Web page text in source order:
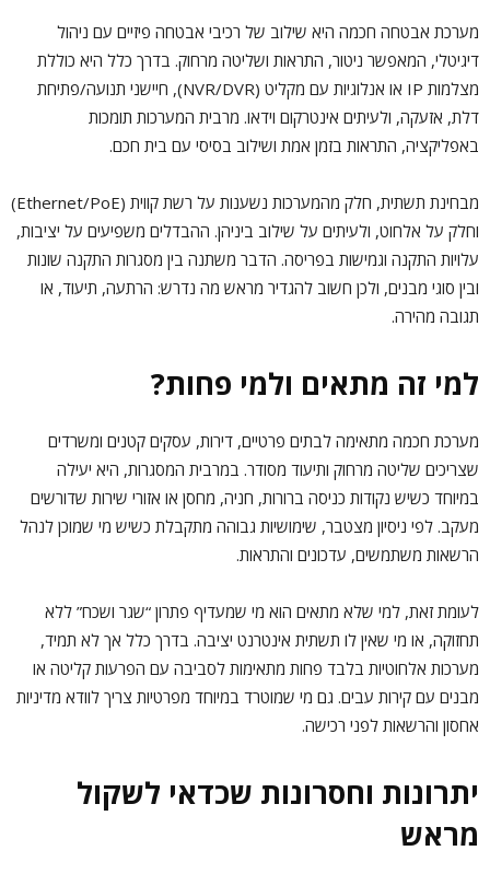
מערכת אבטחה חכמה היא שילוב של רכיבי אבטחה פיזיים עם ניהול
דיגיטלי, המאפשר ניטור, התראות ושליטה מרחוק. בדרך כלל היא כוללת
מצלמות IP או אנלוגיות עם מקליט (NVR/DVR), חיישני תנועה/פתיחת
דלת, אזעקה, ולעיתים אינטרקום וידאו. מרבית המערכות תומכות
באפליקציה, התראות בזמן אמת ושילוב בסיסי עם בית חכם.
מבחינת תשתית, חלק מהמערכות נשענות על רשת קווית (Ethernet/PoE)
וחלק על אלחוט, ולעיתים על שילוב ביניהן. ההבדלים משפיעים על יציבות,
עלויות התקנה וגמישות בפריסה. הדבר משתנה בין מסגרות התקנה שונות
ובין סוגי מבנים, ולכן חשוב להגדיר מראש מה נדרש: הרתעה, תיעוד, או
תגובה מהירה.
למי זה מתאים ולמי פחות?
מערכת חכמה מתאימה לבתים פרטיים, דירות, עסקים קטנים ומשרדים
שצריכים שליטה מרחוק ותיעוד מסודר. במרבית המסגרות, היא יעילה
במיוחד כשיש נקודות כניסה ברורות, חניה, מחסן או אזורי שירות שדורשים
מעקב. לפי ניסיון מצטבר, שימושיות גבוהה מתקבלת כשיש מי שמוכן לנהל
הרשאות משתמשים, עדכונים והתראות.
לעומת זאת, למי שלא מתאים הוא מי שמעדיף פתרון “שגר ושכח” ללא
תחזוקה, או מי שאין לו תשתית אינטרנט יציבה. בדרך כלל אך לא תמיד,
מערכות אלחוטיות בלבד פחות מתאימות לסביבה עם הפרעות קליטה או
מבנים עם קירות עבים. גם מי שמוטרד במיוחד מפרטיות צריך לוודא מדיניות
אחסון והרשאות לפני רכישה.
יתרונות וחסרונות שכדאי לשקול
מראש